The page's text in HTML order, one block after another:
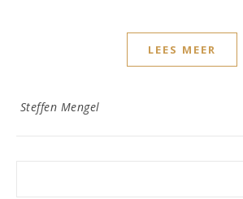
LEES MEER
Steffen Mengel